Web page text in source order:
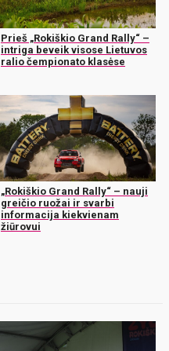
Prieš „Rokiškio Grand Rally“ –
intriga beveik visose Lietuvos
ralio čempionato klasėse
„Rokiškio Grand Rally“ – nauji
greičio ruožai ir svarbi
informacija kiekvienam
žiūrovui